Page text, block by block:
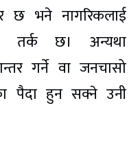
छ भने नागरिकलाई
तर्क छ। अन्यथा
गर्ने वा जनचासो
पैदा हुन सक्ने उनी